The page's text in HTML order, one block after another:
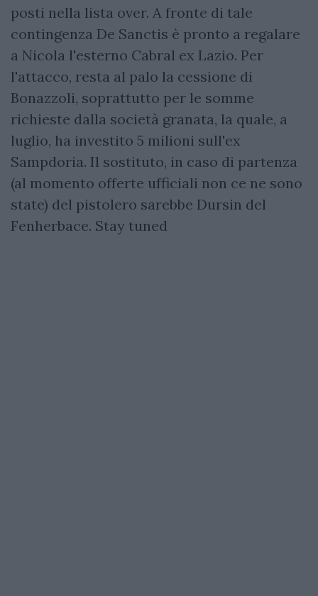
posti nella lista over. A fronte di tale
contingenza De Sanctis è pronto a regalare
a Nicola l'esterno Cabral ex Lazio. Per
l'attacco, resta al palo la cessione di
Bonazzoli, soprattutto per le somme
richieste dalla società granata, la quale, a
luglio, ha investito 5 milioni sull'ex
Sampdoria. Il sostituto, in caso di partenza
(al momento offerte ufficiali non ce ne sono
state) del pistolero sarebbe Dursin del
Fenherbace. Stay tuned